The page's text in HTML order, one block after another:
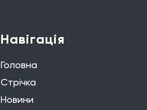
Навігація
Головна
Стрічка
Новини